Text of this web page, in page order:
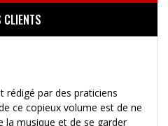
CLIENTS
rédigé par des praticiens
ce copieux volume est de ne
la musique et de se garder